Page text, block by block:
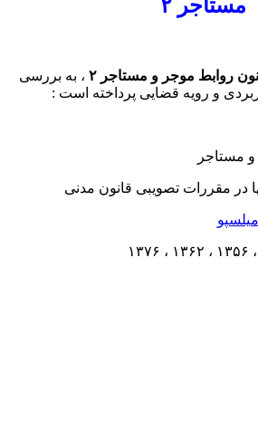
مستاجر ۲
روابط موجر و مستاجر ۲
، به بررسی
و رویه قضایی پرداخته است :
مستاجر
در مقررات تصویبی قانون مدنی